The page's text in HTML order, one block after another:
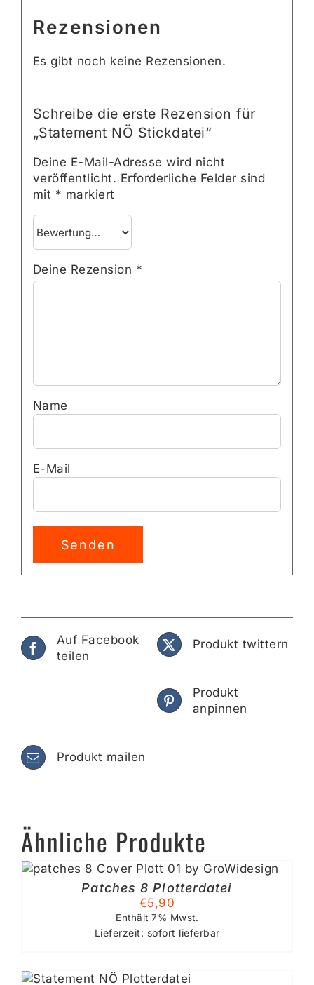
Rezensionen
Es gibt noch keine Rezensionen.
Schreibe die erste Rezension für
„Statement NÖ Stickdatei“
Deine E-Mail-Adresse wird nicht
veröffentlicht. Erforderliche Felder sind
mit * markiert
Deine Rezension *
Name
E-Mail
Alternative:
Auf Facebook
teilen
Produkt twittern
Produkt
anpinnen
Produkt mailen
Ähnliche Produkte
Patches 8 Plotterdatei
€5,90
Enthält 7% Mwst.
Lieferzeit: sofort lieferbar